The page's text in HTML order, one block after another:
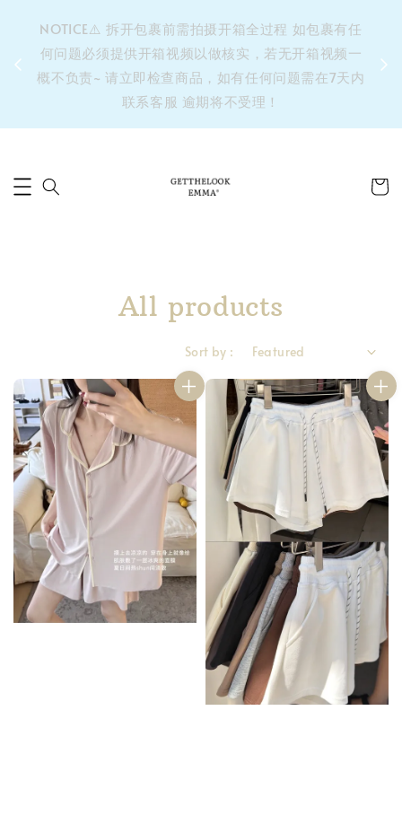
⚠️
NOTICE⚠️ 拆开包裹前需拍摄开箱全过程 如包裹有任
何问题必须提供开箱视频以做核实，若无开箱视频一
概不负责~ 请立即检查商品，如有任何问题需在7天内
联系客服 逾期将不受理！
All products
Sort by :